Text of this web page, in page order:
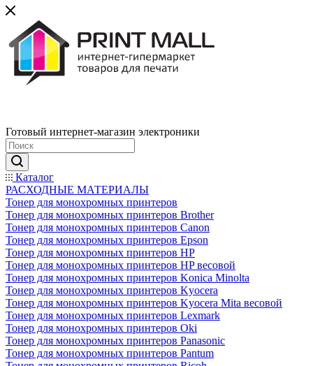
Готовый интернет-магазин электроники
Каталог
РАСХОДНЫЕ МАТЕРИАЛЫ
Тонер для монохромных принтеров
Тонер для монохромных принтеров Brother
Тонер для монохромных принтеров Canon
Тонер для монохромных принтеров Epson
Тонер для монохромных принтеров HP
Тонер для монохромных принтеров HP весовой
Тонер для монохромных принтеров Konica Minolta
Тонер для монохромных принтеров Kyocera
Тонер для монохромных принтеров Kyocera Mita весовой
Тонер для монохромных принтеров Lexmark
Тонер для монохромных принтеров Oki
Тонер для монохромных принтеров Panasonic
Тонер для монохромных принтеров Pantum